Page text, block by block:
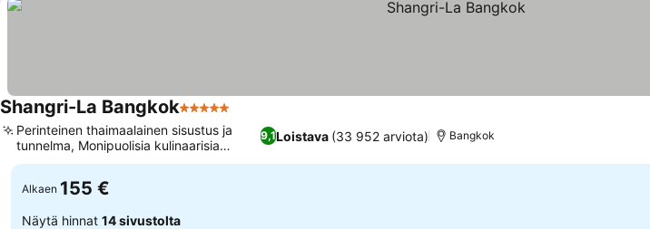
Shangri-La Bangkok5 Tähtiluokitus
9,1Loistava (33 952 arviota)
Perinteinen thaimaalainen sisustus ja
tunnelma, Monipuolisia kulinaarisia
elämyksiä
Bangkok
Alkaen 155 €
Näytä hinnat 14 sivustolta